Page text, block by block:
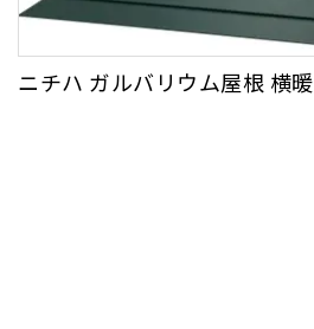
ニチハ ガルバリウム屋根 横